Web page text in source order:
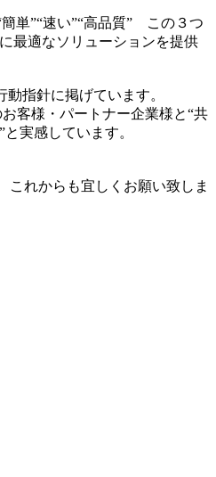
単”“速い”“高品質” この３つ
最適なソリューションを提供
指針に掲げています。
客様・パートナー企業様と“共
実感しています。
これからも宜しくお願い致しま